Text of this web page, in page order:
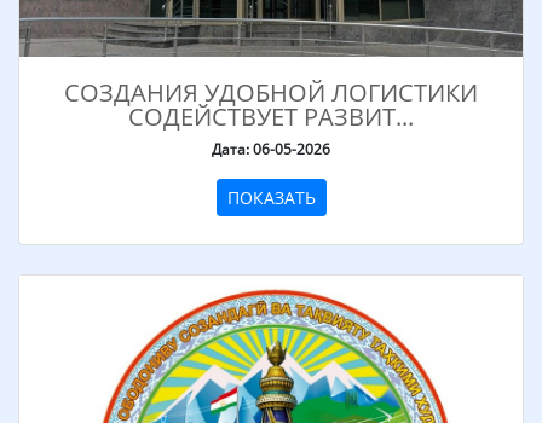
СОЗДАНИЯ УДОБНОЙ ЛОГИСТИКИ
СОДЕЙСТВУЕТ РАЗВИТ...
Дата: 06-05-2026
ПОКАЗАТЬ